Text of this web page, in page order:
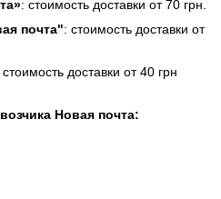
: стоимость доставки от 70 грн.
почта": стоимость доставки от
стоимость доставки от 40 грн
Новая почта: